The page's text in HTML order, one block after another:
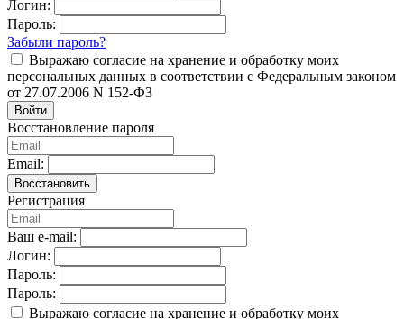
Логин:
Пароль:
Забыли пароль?
Выражаю согласие на хранение и обработку моих
персональных данных в соответствии с Федеральным законом
от 27.07.2006 N 152-ФЗ
Войти
Восстановление пароля
Email:
Восстановить
Регистрация
Ваш e-mail:
Логин:
Пароль:
Пароль:
Выражаю согласие на хранение и обработку моих